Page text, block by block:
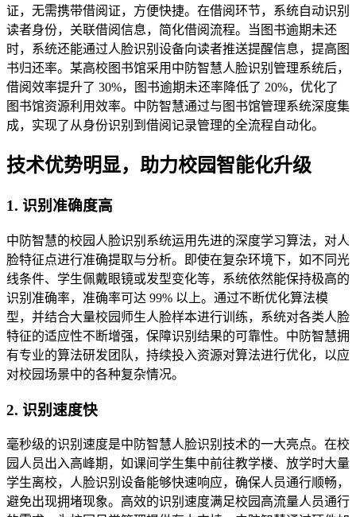
证，无需携带借阅证，方便快捷。在借阅环节，系统自动识别
读者身份，关联借阅信息，简化借阅流程。当图书逾期未还
时，系统还能通过人脸识别设备向读者推送提醒信息，提高图
书归还率。某高校图书馆采用中防智慧人脸识别管理系统后，
借阅效率提升了 30%，图书逾期未还率降低了 20%，优化了
图书馆资源利用效率。中防智慧通过与图书馆管理系统深度集
成，实现了从身份识别到借阅记录管理的全流程自动化。
技术优势明显，助力校园智能化升级
1. 识别准确度高
中防智慧的校园人脸识别系统运用先进的深度学习算法，对人
脸特征点进行准确提取与分析。即使在复杂环境下，如不同光
线条件、学生佩戴眼镜或发型变化等，系统依然能保持极高的
识别准确率，准确率可达 99% 以上。通过不断优化算法模
型，并结合大量校园师生人脸样本进行训练，系统对各类人脸
特征的适应性不断增强，保障识别结果的可靠性。中防智慧拥
有专业的算法研发团队，持续投入资源对算法进行优化，以应
对校园场景中的各种复杂情况。
2. 识别速度快
毫秒级的识别速度是中防智慧人脸识别技术的一大亮点。在校
园人员出入高峰期，如课间学生集中前往教学楼、放学时大量
学生离校，人脸识别设备能够快速响应，确保人员通行顺畅，
避免出现拥堵现象。高效的识别速度满足校园高流量人员通行